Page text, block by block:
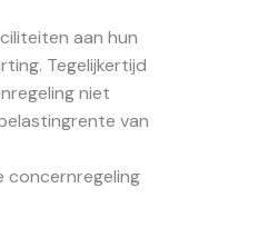
aan hun
Tegelijkertijd
niet
van
concernregeling